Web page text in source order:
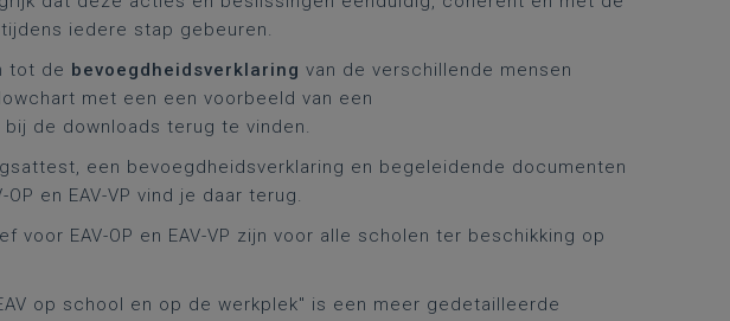
iedere stap gebeuren.
tot de bevoegdheidsverklaring van de verschillende mensen
met een een voorbeeld van een
de downloads terug te vinden.
een bevoegdheidsverklaring en begeleidende documenten
en EAV-VP vind je daar terug.
voor EAV-OP en EAV-VP zijn voor alle scholen ter beschikking op
op school en op de werkplek" is een meer gedetailleerde